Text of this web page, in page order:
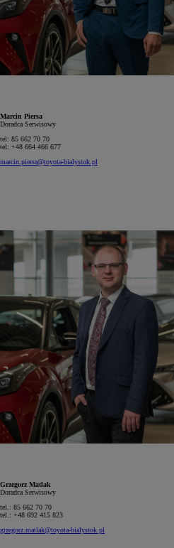
Marcin Piersa
Doradca Serwisowy
tel: 85 662 70 70
tel: +48 664 466 677
marcin.piersa@toyota-bialystok.pl
Grzegorz Matlak
Doradca Serwisowy
tel.: 85 662 70 70
tel.: +48 692 415 823
grzegorz.matlak@toyota-bialystok.pl